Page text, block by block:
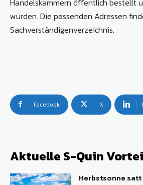
wurden. Die passenden Adressen
Sachverständigenverzeichnis.
Facebook X
Aktuelle S-Quin
Herbstsonne